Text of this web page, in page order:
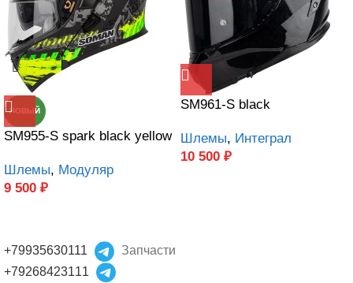
НОВЫЙ
SM955-S spark black yellow
Шлемы, Модуляр
9 500 ₽
SM961-S black
Шлемы, Интеграл
10 500 ₽
+79935630111
Запчасти
+79268423111